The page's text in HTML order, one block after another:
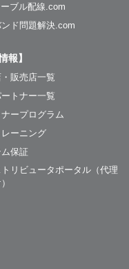
ーブル配線.com
ド問題解決.com
報】
販売店一覧
トナー一覧
ープログラム
ーニング
保証
リビュータポータル（代理